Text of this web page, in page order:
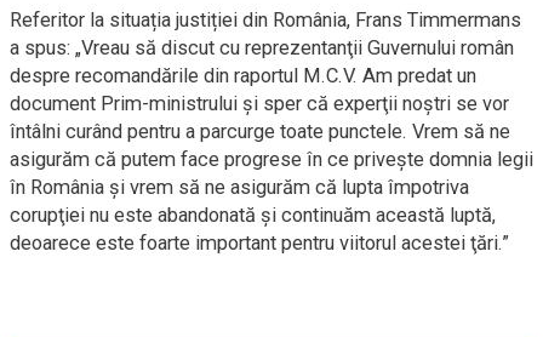
Referitor la situația justiției din România, Frans Timmermans
a spus: „Vreau să discut cu reprezentanţii Guvernului român
despre recomandările din raportul M.C.V. Am predat un
document Prim-ministrului şi sper că experţii noştri se vor
întâlni curând pentru a parcurge toate punctele. Vrem să ne
asigurăm că putem face progrese în ce priveşte domnia legii
în România şi vrem să ne asigurăm că lupta împotriva
corupţiei nu este abandonată şi continuăm această luptă,
deoarece este foarte important pentru viitorul acestei ţări.”